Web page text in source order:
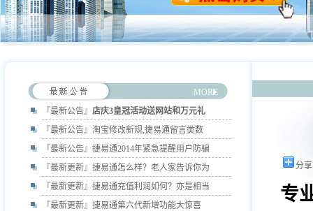
MORE
『最新公告』 店庆3皇冠活动送网站和万元礼
『最新公告』 淘宝修改新规,捷易通留言类数
『最新公告』 捷易通2014年紧急提醒用户防骗
『最新更新』 捷易通怎么样？老人家告诉你为
『最新更新』 捷易通充值利润如何？亦是相当
『最新更新』 捷易通第六代新增功能大惊喜
分
专